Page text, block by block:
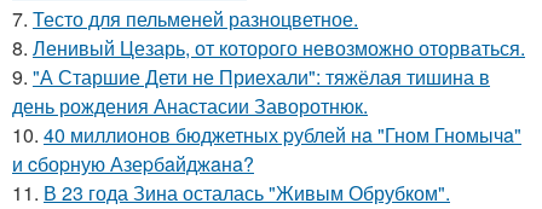
7. Тесто для пельменей разноцветное.
8. Ленивый Цезарь, от которого невозможно оторваться.
9. "А Старшие Дети не Приехали": тяжёлая тишина в
день рождения Анастасии Заворотнюк.
10. 40 миллионов бюджетных pублей нa "Гном Гномычa"
и cбоpную Азеpбaйджaнa?
11. В 23 года Зина осталась "Живым Обрубком".